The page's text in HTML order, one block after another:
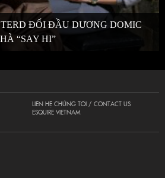
ĐỐI ĐẦU DƯƠNG DOMIC
“SAY HI”
LIÊN HỆ CHÚNG TÔI / CONTACT US
ESQUIRE VIETNAM